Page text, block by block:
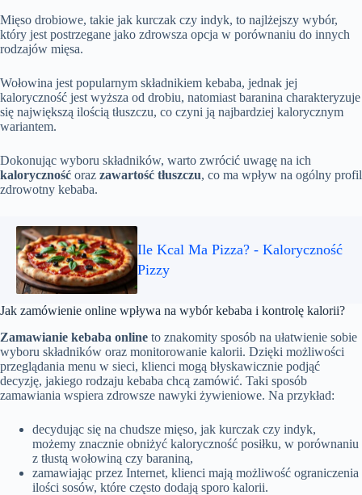
Mięso drobiowe, takie jak kurczak czy indyk, to najlżejszy wybór,
który jest postrzegane jako zdrowsza opcja w porównaniu do innych
rodzajów mięsa.
Wołowina jest popularnym składnikiem kebaba, jednak jej
kaloryczność jest wyższa od drobiu, natomiast baranina charakteryzuje
się największą ilością tłuszczu, co czyni ją najbardziej kalorycznym
wariantem.
Dokonując wyboru składników, warto zwrócić uwagę na ich
kaloryczność oraz zawartość tłuszczu, co ma wpływ na ogólny profil
zdrowotny kebaba.
Ile Kcal Ma Pizza? - Kaloryczność
Pizzy
Jak zamówienie online wpływa na wybór kebaba i kontrolę kalorii?
Zamawianie kebaba online to znakomity sposób na ułatwienie sobie
wyboru składników oraz monitorowanie kalorii. Dzięki możliwości
przeglądania menu w sieci, klienci mogą błyskawicznie podjąć
decyzję, jakiego rodzaju kebaba chcą zamówić. Taki sposób
zamawiania wspiera zdrowsze nawyki żywieniowe. Na przykład:
decydując się na chudsze mięso, jak kurczak czy indyk,
możemy znacznie obniżyć kaloryczność posiłku, w porównaniu
z tłustą wołowiną czy baraniną,
zamawiając przez Internet, klienci mają możliwość ograniczenia
ilości sosów, które często dodają sporo kalorii.